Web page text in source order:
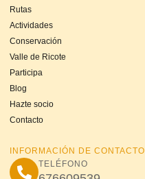
Rutas
Actividades
Conservación
Valle de Ricote
Participa
Blog
Hazte socio
Contacto
INFORMACIÓN DE CONTACTO
TELÉFONO